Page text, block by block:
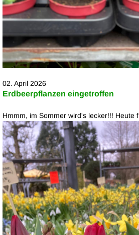
02. April 2026
Erdbeerpflanzen eingetroffen
Hmmm, im Sommer wird's lecker!!!